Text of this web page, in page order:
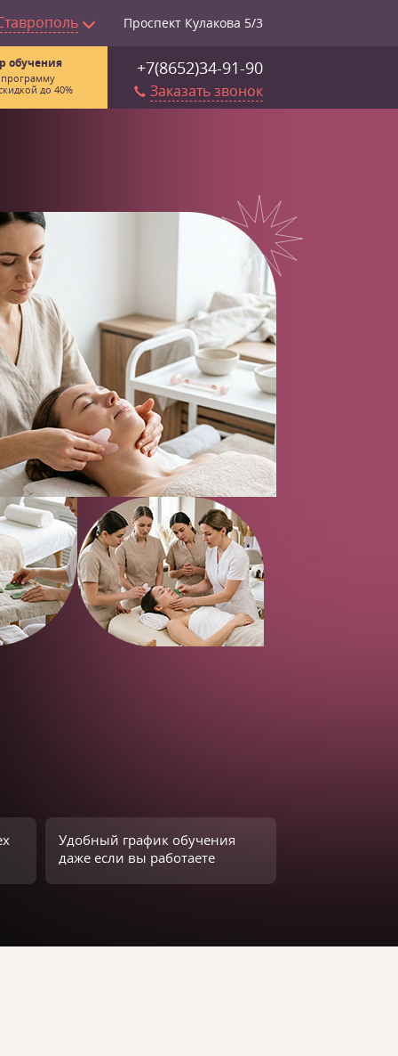
Проспект Кулакова 5/3
+7(8652)34-91-90
Заказать звонок
обучения
до 40%
Удобный график обучения
даже если вы работаете